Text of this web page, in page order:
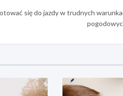
się do jazdy w trudnych